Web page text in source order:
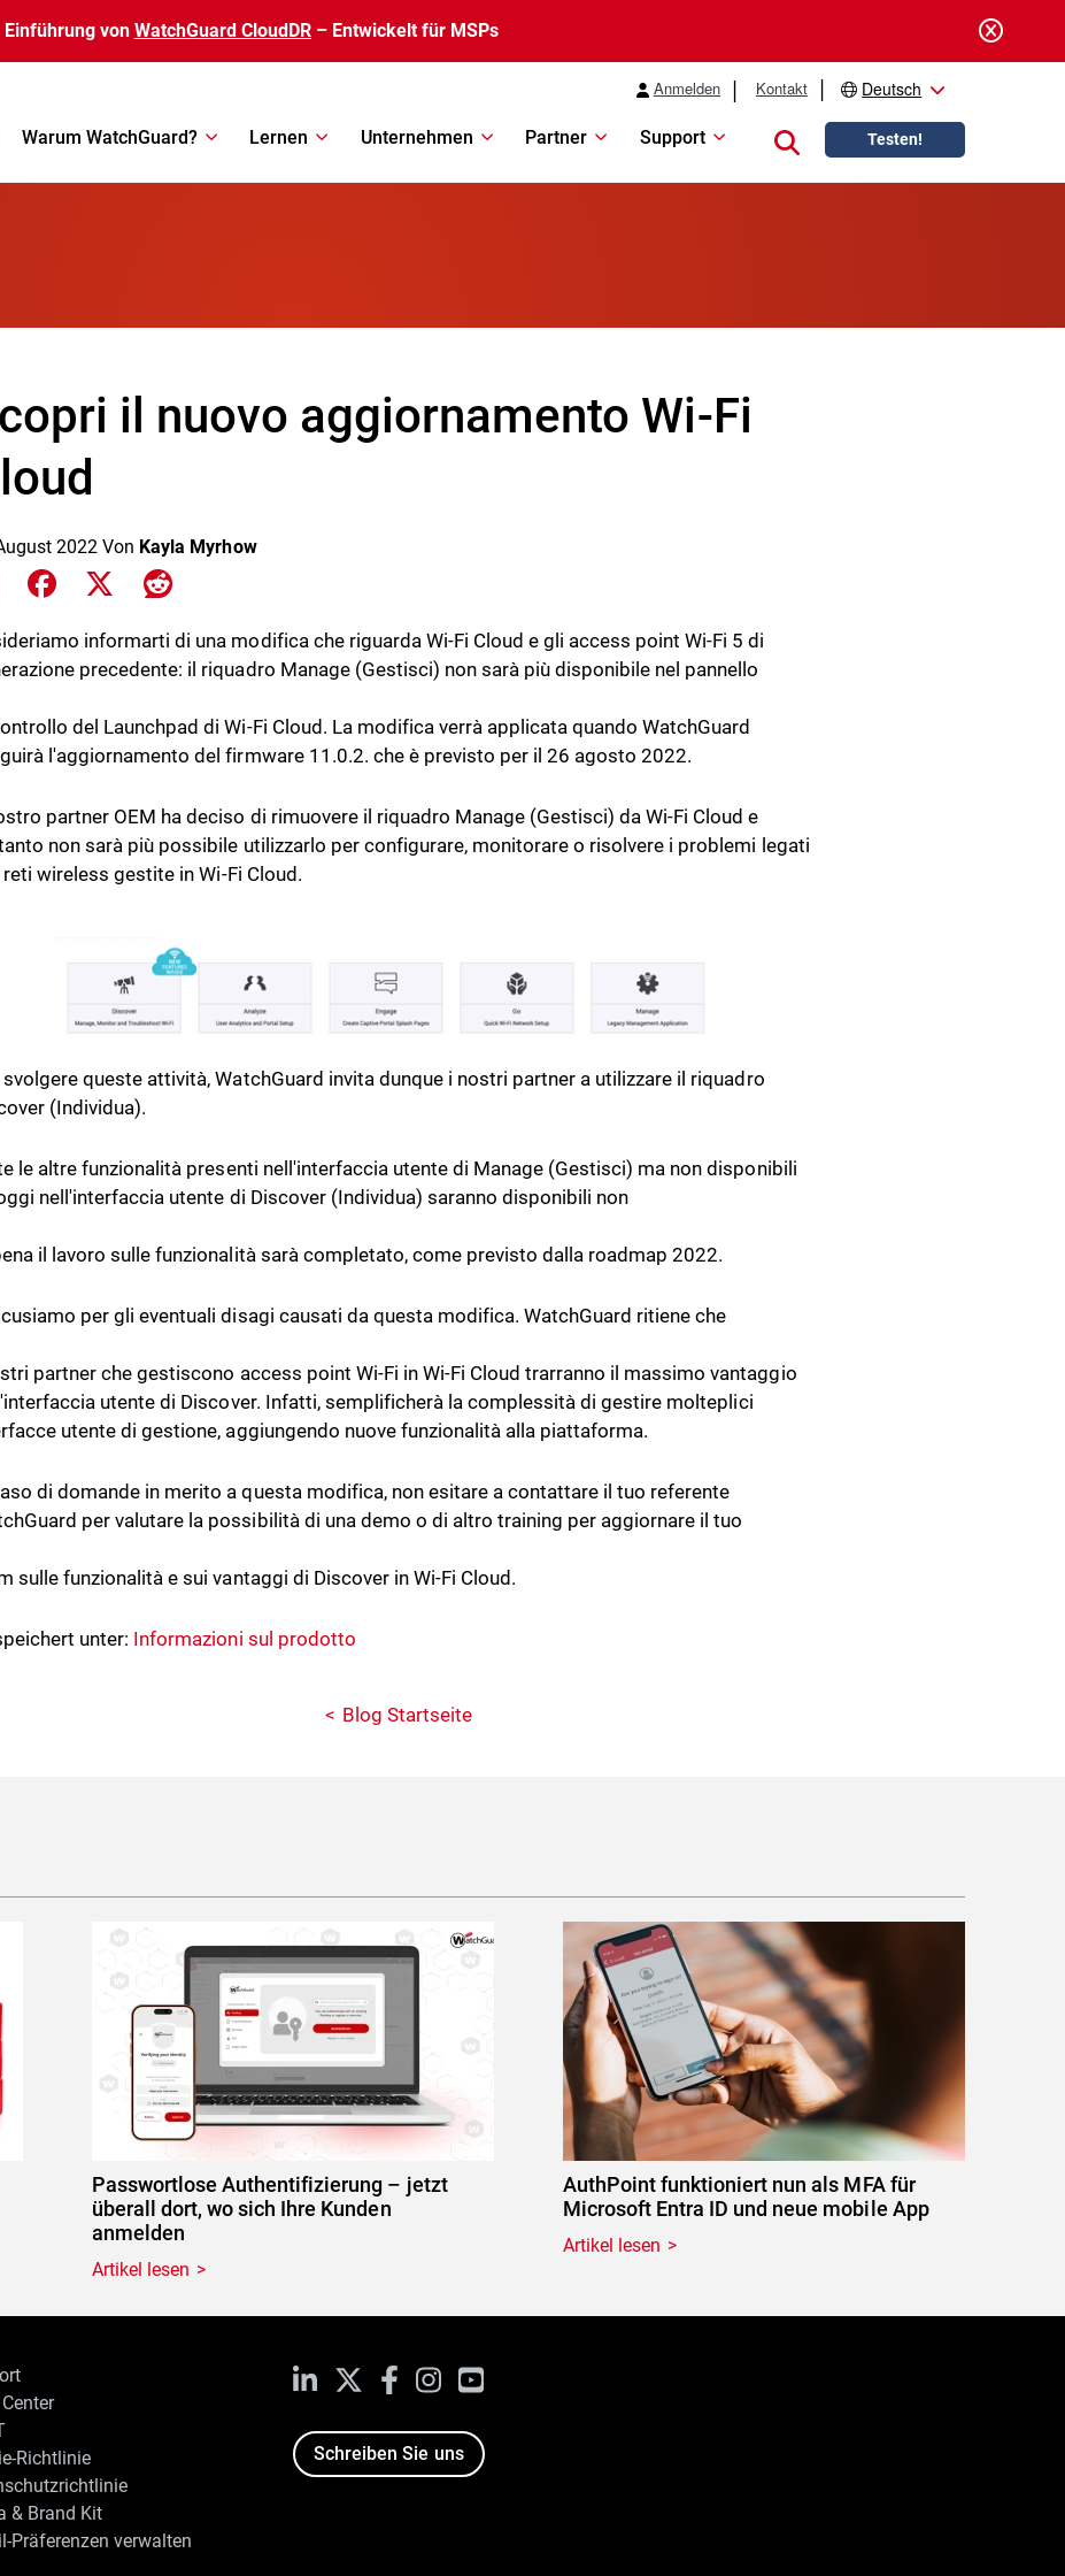
Einführung von WatchGuard CloudDR – Entwickelt für MSPs
Anmelden Kontakt Deutsch
Warum WatchGuard? Lernen Unternehmen Partner Support Close search
Testen!
il nuovo aggiornamento Wi-Fi
2022 Von Kayla Myrhow
Share on LinkedIn
Share on Facebook
Share on XShare on Reddit
informarti di una modifica che riguarda Wi-Fi Cloud e gli access point Wi-Fi 5 di
precedente: il riquadro Manage (Gestisci) non sarà più disponibile nel pannello
del Launchpad di Wi-Fi Cloud. La modifica verrà applicata quando WatchGuard
l'aggiornamento del firmware 11.0.2. che è previsto per il 26 agosto 2022.
partner OEM ha deciso di rimuovere il riquadro Manage (Gestisci) da Wi-Fi Cloud e
non sarà più possibile utilizzarlo per configurare, monitorare o risolvere i problemi legati
reti wireless gestite in Wi-Fi Cloud.
svolgere queste attività, WatchGuard invita dunque i nostri partner a utilizzare il riquadro
(Individua).
le altre funzionalità presenti nell'interfaccia utente di Manage (Gestisci) ma non disponibili
nell'interfaccia utente di Discover (Individua) saranno disponibili non
il lavoro sulle funzionalità sarà completato, come previsto dalla roadmap 2022.
per gli eventuali disagi causati da questa modifica. WatchGuard ritiene che
partner che gestiscono access point Wi-Fi in Wi-Fi Cloud trarranno il massimo vantaggio
utente di Discover. Infatti, semplificherà la complessità di gestire molteplici
utente di gestione, aggiungendo nuove funzionalità alla piattaforma.
di domande in merito a questa modifica, non esitare a contattare il tuo referente
per valutare la possibilità di una demo o di altro training per aggiornare il tuo
sulle funzionalità e sui vantaggi di Discover in Wi-Fi Cloud.
unter: Informazioni sul prodotto
Blog Startseite
Passwortlose Authentifizierung – jetzt
überall dort, wo sich Ihre Kunden
anmelden
Artikel lesen
AuthPoint funktioniert nun als MFA für
Microsoft Entra ID und neue mobile App
Artikel lesen
Richtlinie
& Brand Kit
Präferenzen verwalten
LinkedIn Facebook
InstagramYouTube
Schreiben Sie uns